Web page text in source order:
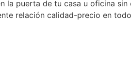
la puerta de tu casa u oficina sin
relación calidad-precio en